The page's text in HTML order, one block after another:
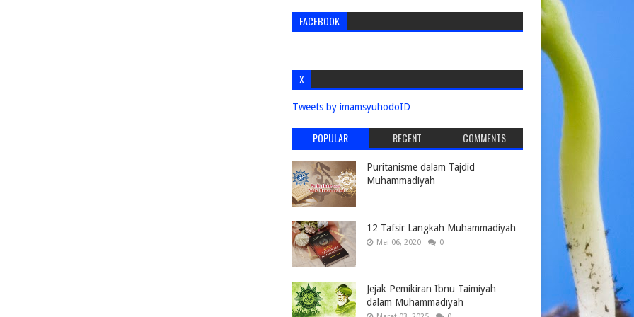
FACEBOOK
X
Tweets by imamsyuhodoID
POPULAR RECENT COMMENTS
Puritanisme dalam Tajdid
Muhammadiyah
12 Tafsir Langkah Muhammadiyah
Mei 06, 2020 0
Jejak Pemikiran Ibnu Taimiyah
dalam Muhammadiyah